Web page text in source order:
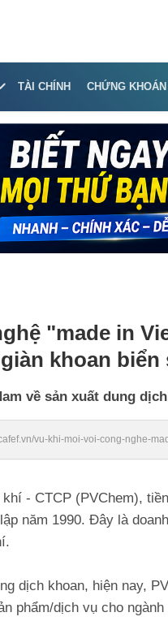
TÀI CHÍNH CHỨNG KHOÁN
"made in
khoan biển
về sản xuất dung
vu-khi-moi-voi-cong-nghe-
- CTCP (PVChem),
năm 1990. Đây là
dịch khoan, hiện nay,
phẩm/dịch vụ cho